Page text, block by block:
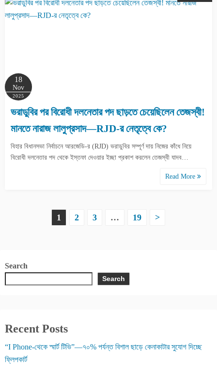
18
Nov
2025
ভরাডুবির পর বিরোধী দলনেতার পদ ছাড়তে চেয়েছিলেন তেজস্বী!
মানতে নারাজ লালুপ্রসাদ—RJD-র নেতৃত্বে কে?
বিহার বিধানসভা নির্বাচনে আরজেডি-র (RJD) ভরাডুবির সম্পূর্ণ দায় নিজের কাঁধে নিয়ে
বিরোধী দলনেতার পদ থেকে ইস্তফা দেওয়ার ইচ্ছা প্রকাশ করলেন তেজস্বী যাদব…
Read More
t
a
g
1 2 3 … 19 >
Search
Search
Recent Posts
“I Phone-থেকে স্মার্ট টিভি”—৭০% পর্যন্ত বিশাল ছাড়ে কেনাকাটার সুযোগ দিচ্ছে
ফ্লিপকার্ট